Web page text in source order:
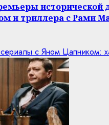
исторической
и триллера с Рами
с Яном Цапником: